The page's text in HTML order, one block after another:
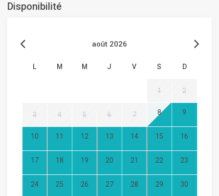
Disponibilité
août 2026
L M M J V S D
1 2
3 4 5 6 7 8 9
10 11 12 13 14 15 16
17 18 19 20 21 22 23
24 25 26 27 28 29 30